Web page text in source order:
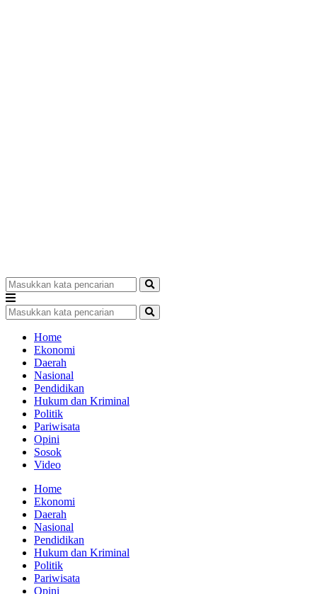
Home
Ekonomi
Daerah
Nasional
Pendidikan
Hukum dan Kriminal
Politik
Pariwisata
Opini
Sosok
Video
Home
Ekonomi
Daerah
Nasional
Pendidikan
Hukum dan Kriminal
Politik
Pariwisata
Opini